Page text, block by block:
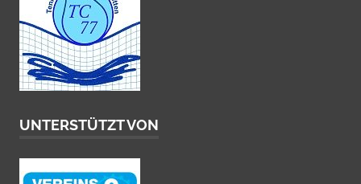
UNTERSTÜTZT VON